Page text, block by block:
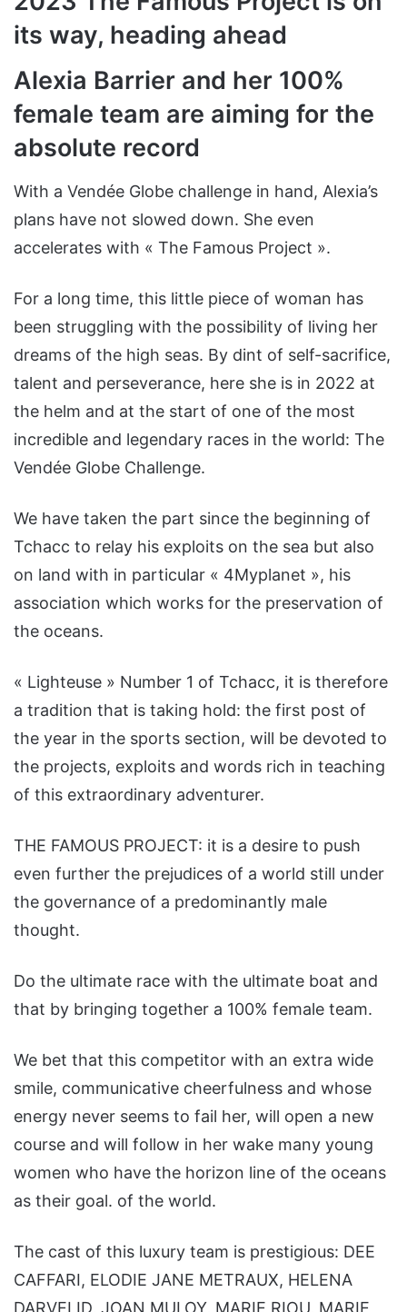
its way, heading ahead
Alexia Barrier and her 100%
female team are aiming for the
absolute record
With a Vendée Globe challenge in hand, Alexia’s
plans have not slowed down. She even
accelerates with « The Famous Project ».
For a long time, this little piece of woman has
been struggling with the possibility of living her
dreams of the high seas. By dint of self-sacrifice,
talent and perseverance, here she is in 2022 at
the helm and at the start of one of the most
incredible and legendary races in the world: The
Vendée Globe Challenge.
We have taken the part since the beginning of
Tchacc to relay his exploits on the sea but also
on land with in particular « 4Myplanet », his
association which works for the preservation of
the oceans.
« Lighteuse » Number 1 of Tchacc, it is therefore
a tradition that is taking hold: the first post of
the year in the sports section, will be devoted to
the projects, exploits and words rich in teaching
of this extraordinary adventurer.
THE FAMOUS PROJECT: it is a desire to push
even further the prejudices of a world still under
the governance of a predominantly male
thought.
Do the ultimate race with the ultimate boat and
that by bringing together a 100% female team.
We bet that this competitor with an extra wide
smile, communicative cheerfulness and whose
energy never seems to fail her, will open a new
course and will follow in her wake many young
women who have the horizon line of the oceans
as their goal. of the world.
The cast of this luxury team is prestigious: DEE
CAFFARI, ELODIE JANE METRAUX, HELENA
DARVELID, JOAN MULOY, MARIE RIOU, MARIE